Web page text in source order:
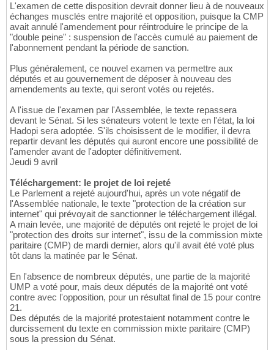
L'examen de cette disposition devrait donner lieu à de nouveaux
échanges musclés entre majorité et opposition, puisque la CMP
avait annulé l'amendement pour réintroduire le principe de la
"double peine" : suspension de l'accès cumulé au paiement de
l'abonnement pendant la période de sanction.
Plus généralement, ce nouvel examen va permettre aux
députés et au gouvernement de déposer à nouveau des
amendements au texte, qui seront votés ou rejetés.
A l'issue de l'examen par l'Assemblée, le texte repassera
devant le Sénat. Si les sénateurs votent le texte en l'état, la loi
Hadopi sera adoptée. S'ils choisissent de le modifier, il devra
repartir devant les députés qui auront encore une possibilité de
l'amender avant de l'adopter définitivement.
Jeudi 9 avril
Téléchargement: le projet de loi rejeté
Le Parlement a rejeté aujourd'hui, après un vote négatif de
l'Assemblée nationale, le texte "protection de la création sur
internet" qui prévoyait de sanctionner le téléchargement illégal.
A main levée, une majorité de députés ont rejeté le projet de loi
"protection des droits sur internet", issu de la commission mixte
paritaire (CMP) de mardi dernier, alors qu'il avait été voté plus
tôt dans la matinée par le Sénat.
En l'absence de nombreux députés, une partie de la majorité
UMP a voté pour, mais deux députés de la majorité ont voté
contre avec l'opposition, pour un résultat final de 15 pour contre
21.
Des députés de la majorité protestaient notamment contre le
durcissement du texte en commission mixte paritaire (CMP)
sous la pression du Sénat.